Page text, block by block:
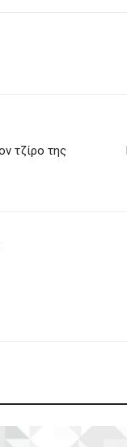
τζίρο της